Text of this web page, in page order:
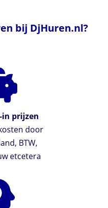
bij DjHuren.nl?
in prijzen
door
BTW,
etcetera